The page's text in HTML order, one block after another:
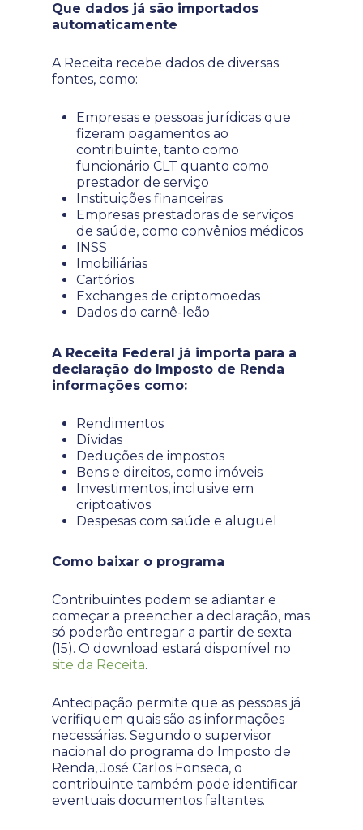
Que dados já são importados
automaticamente
A Receita recebe dados de diversas
fontes, como:
Empresas e pessoas jurídicas que
fizeram pagamentos ao
contribuinte, tanto como
funcionário CLT quanto como
prestador de serviço
Instituições financeiras
Empresas prestadoras de serviços
de saúde, como convênios médicos
INSS
Imobiliárias
Cartórios
Exchanges de criptomoedas
Dados do carnê-leão
A Receita Federal já importa para a
declaração do Imposto de Renda
informações como:
Rendimentos
Dívidas
Deduções de impostos
Bens e direitos, como imóveis
Investimentos, inclusive em
criptoativos
Despesas com saúde e aluguel
Como baixar o programa
Contribuintes podem se adiantar e
começar a preencher a declaração, mas
só poderão entregar a partir de sexta
(15). O download estará disponível no
site da Receita.
Antecipação permite que as pessoas já
verifiquem quais são as informações
necessárias. Segundo o supervisor
nacional do programa do Imposto de
Renda, José Carlos Fonseca, o
contribuinte também pode identificar
eventuais documentos faltantes.